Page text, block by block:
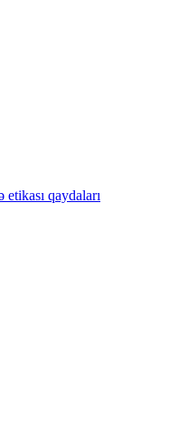
qaydaları